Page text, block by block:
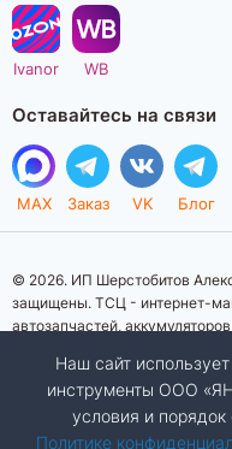
Ivanor WB
Оставайтесь на связи
MAX Заказ VK Блог
© 2026. ИП Шерстобитов
защищены. ТСЦ - интернет-
автозапчастей,
информационный характер.
стоимости, характеристик,
условиях не является
Статьи 437 (2) Гражданского
Наш сайт
инструменты ООО
условия и
Политике